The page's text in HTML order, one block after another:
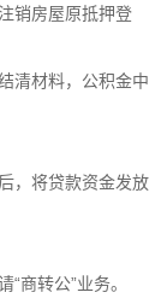
销房屋原抵押登
清材料，公积金中
，将贷款资金发放
商转公”业务。